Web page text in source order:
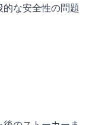
な安全性の問題